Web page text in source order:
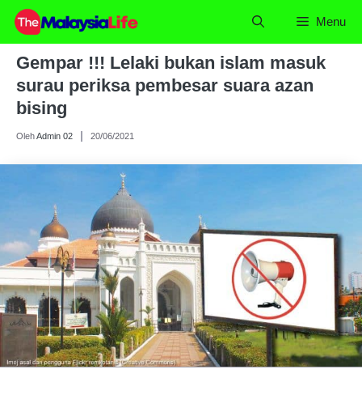
Skip
content
Menu
Gempar !!! Lelaki bukan islam masuk
surau periksa pembesar suara azan
bising
OlehAdmin 02 20/06/2021